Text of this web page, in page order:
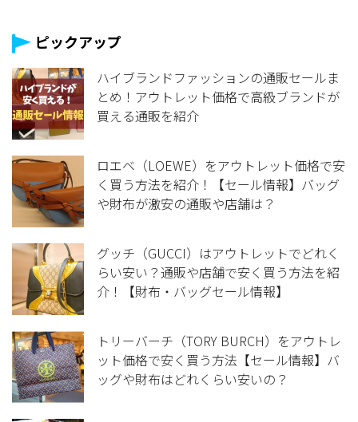
ピックアップ
ハイブランドファッションの通販セールま
とめ！アウトレット価格で高級ブランドが
買える通販を紹介
ロエベ（LOEWE）をアウトレット価格で安
く買う方法を紹介！【セール情報】バッグ
や財布が激安の通販や店舗は？
グッチ（GUCCI）はアウトレットでどれく
らい安い？通販や店舗で安く買う方法を紹
介！【財布・バッグセール情報】
トリーバーチ（TORY BURCH）をアウトレ
ット価格で安く買う方法【セール情報】バ
ッグや財布はどれくらい安いの？